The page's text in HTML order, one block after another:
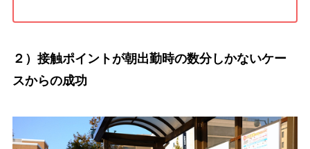
２）接触ポイントが朝出勤時の数分しかないケー
スからの成功